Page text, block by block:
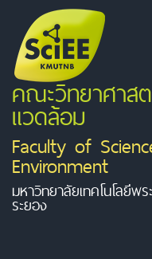
คณะวิทยาศาส
แวดล้อม
Faculty of
Environment
มหาวิทยาลัยเทคโนโลยีพ
ระยอง